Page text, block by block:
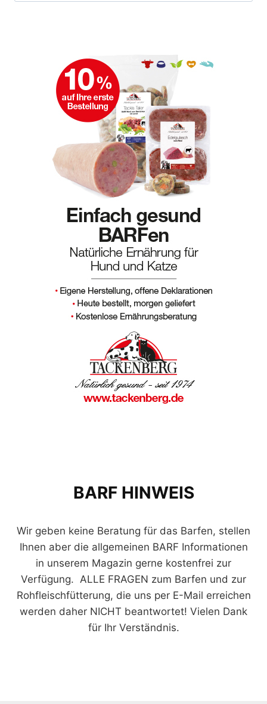
BARF HINWEIS
Wir geben keine Beratung für das Barfen, stellen
Ihnen aber die allgemeinen BARF Informationen
in unserem Magazin gerne kostenfrei zur
Verfügung. ALLE FRAGEN zum Barfen und zur
Rohfleischfütterung, die uns per E-Mail erreichen
werden daher NICHT beantwortet! Vielen Dank
für Ihr Verständnis.